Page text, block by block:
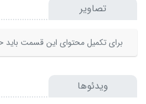
تصاویر
برای تکمیل محتوای این قسمت باید
ویدئوها